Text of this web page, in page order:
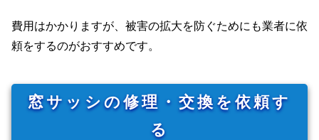
費用はかかりますが、被害の拡大を防ぐためにも業者に依
頼をするのがおすすめです。
窓サッシの修理・交換を依頼す
る